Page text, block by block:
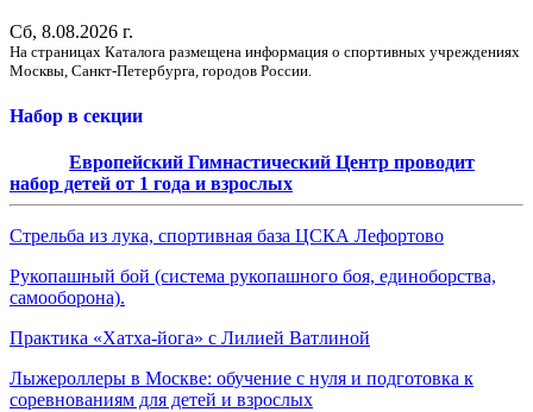
Сб, 8.08.2026 г.
На страницах Каталога размещена информация о спортивных учреждениях
Москвы, Санкт-Петербурга, городов России.
Набор в секции
Европейский Гимнастический Центр проводит
набор детей от 1 года и взрослых
Стрельба из лука, спортивная база ЦСКА Лефортово
Рукопашный бой (система рукопашного боя, единоборства,
самооборона).
Практика «Хатха-йога» с Лилией Ватлиной
Лыжероллеры в Москве: обучение с нуля и подготовка к
соревнованиям для детей и взрослых